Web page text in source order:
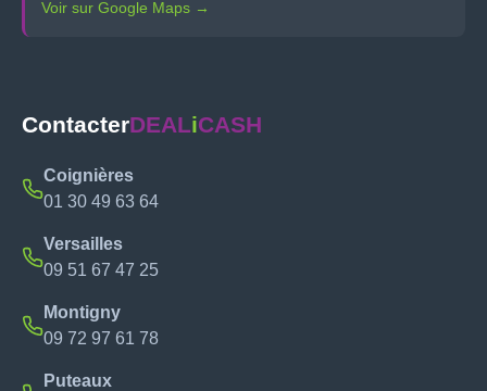
Voir sur Google Maps →
ContacterDEALiCASH
Coignières
01 30 49 63 64
Versailles
09 51 67 47 25
Montigny
09 72 97 61 78
Puteaux